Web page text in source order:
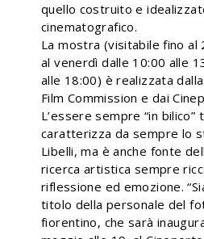
quello costruito e
cinematografico.
La mostra (visitabile fino al
al venerdì dalle 10:00 alle
alle 18:00) è realizzata
Film Commission e dai
L’essere sempre “in
caratterizza da sempre lo
Libelli, ma è anche fonte
ricerca artistica sempre
riflessione ed emozione.
titolo della personale del
fiorentino, che sarà